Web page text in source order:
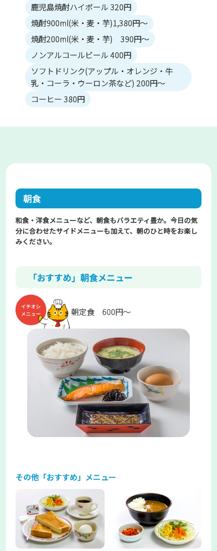
鹿児島焼酎ハイボール 320円
焼酎900ml(米・麦・芋)1,380円～
焼酎200ml(米・麦・芋) 390円～
ノンアルコールビール 400円
ソフトドリンク(アップル・オレンジ・牛
乳・コーラ・ウーロン茶など) 200円～
コーヒー 380円
朝食
和食・洋食メニューなど、朝食もバラエティ豊か。今日の気
分に合わせたサイドメニューも加えて、朝のひと時をお楽し
みください。
「おすすめ」朝食メニュー
朝定食 600円～
その他「おすすめ」メニュー